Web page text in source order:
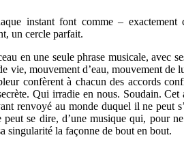
instant font comme – exactement
un cercle parfait.
en une seule phrase musicale, avec
vie, mouvement d’eau, mouvement de
confèrent à chacun des accords
Qui irradie en nous. Soudain. Cet
renvoyé au monde duquel il ne peut
se dire, d’une musique qui, pour
singularité la façonne de bout en bout.